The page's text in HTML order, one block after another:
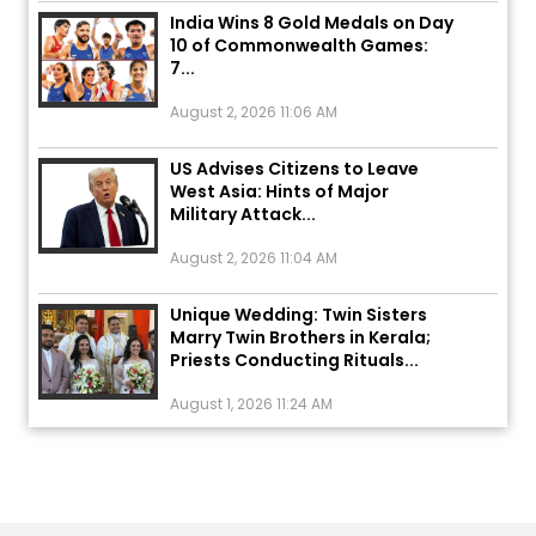
10 of Commonwealth Games:
7...
West Asia: Hints of Major
Military Attack...
August 2, 2026 11:04 AM
Marry Twin Brothers in Kerala;
Priests Conducting Rituals...
August 1, 2026 11:24 AM
ਅੱਜ ਦਾ ਰਾਸ਼ੀਫਲ (5 ਅਗਸਤ 2026): ਜਾਣੋ